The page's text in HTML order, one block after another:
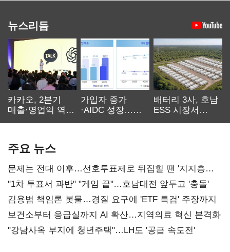
뉴스리듬
카카오, 2분기
매출·영업익 역대
가입자 증가
·AIDC 성장…
배터리 3사, 호남
ESS 시장서
주요 뉴스
문제는 전대 이후…선호투표제로 뒤집힐 땐 '지지층
불복'
"1차 투표서 과반" "게임 끝"…호남대전 앞두고 '충돌'
김용범 책임론 봇물…경질 요구에 'ETF 특검' 주장까지
보건소부터 응급실까지 AI 확산…지역의료 혁신 본격화
"강남사옥 부지에 청년주택"…LH도 '공급 속도전'